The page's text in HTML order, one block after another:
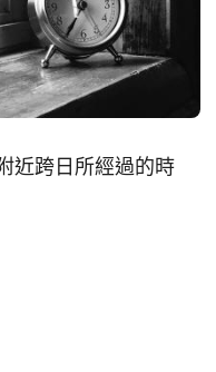
近跨日所經過的時